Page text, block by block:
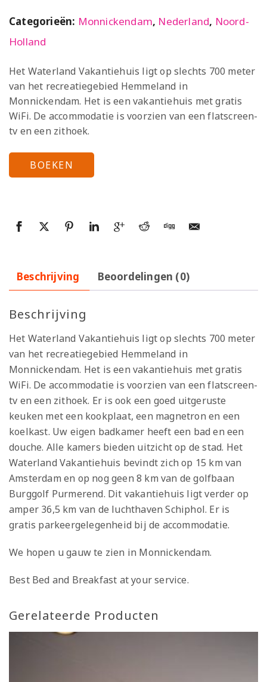
Categorieën: Monnickendam, Nederland, Noord-
Holland
Het Waterland Vakantiehuis ligt op slechts 700 meter
van het recreatiegebied Hemmeland in
Monnickendam. Het is een vakantiehuis met gratis
WiFi. De accommodatie is voorzien van een flatscreen-
tv en een zithoek.
BOEKEN
Beschrijving Beoordelingen (0)
Beschrijving
Het Waterland Vakantiehuis ligt op slechts 700 meter
van het recreatiegebied Hemmeland in
Monnickendam. Het is een vakantiehuis met gratis
WiFi. De accommodatie is voorzien van een flatscreen-
tv en een zithoek. Er is ook een goed uitgeruste
keuken met een kookplaat, een magnetron en een
koelkast. Uw eigen badkamer heeft een bad en een
douche. Alle kamers bieden uitzicht op de stad. Het
Waterland Vakantiehuis bevindt zich op 15 km van
Amsterdam en op nog geen 8 km van de golfbaan
Burggolf Purmerend. Dit vakantiehuis ligt verder op
amper 36,5 km van de luchthaven Schiphol. Er is
gratis parkeergelegenheid bij de accommodatie.
We hopen u gauw te zien in Monnickendam.
Best Bed and Breakfast at your service.
Gerelateerde Producten